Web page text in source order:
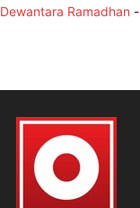
Dewantara Ramadhan -